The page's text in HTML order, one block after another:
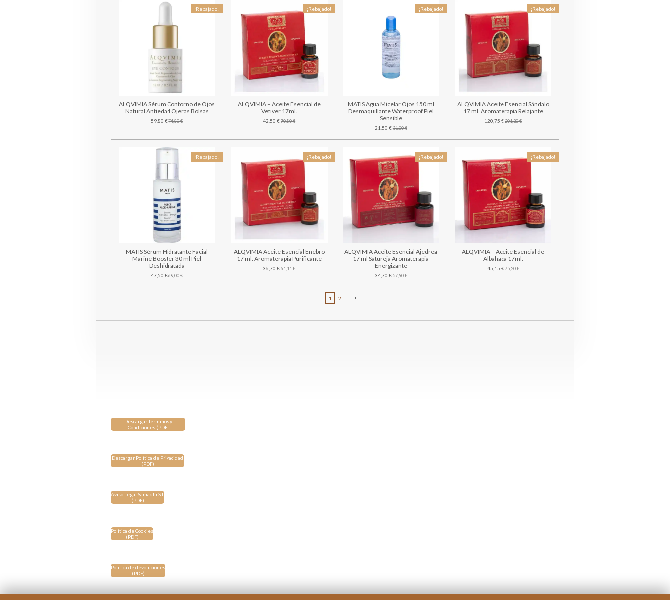
¡Rebajado!
ALQVIMIA Sérum Contorno de Ojos
Natural Antiedad Ojeras Bolsas
59,80 € 74,80 €
¡Rebajado!
ALQVIMIA – Aceite Esencial de
Vetiver 17ml.
42,50 €70,80 €
¡Rebajado!
MATIS Agua Micelar Ojos 150 ml
Desmaquillante Waterproof Piel
Sensible
21,50 €31,00 €
¡Rebajado!
ALQVIMIA Aceite Esencial Sándalo
17 ml. Aromaterapia Relajante
120,75 €201,20 €
¡Rebajado!
MATIS Sérum Hidratante Facial
Marine Booster 30 ml Piel
Deshidratada
47,50 € 68,00 €
¡Rebajado!
ALQVIMIA Aceite Esencial Enebro
17 ml. Aromaterapia Purificante
36,70 €61,11 €
¡Rebajado!
ALQVIMIA Aceite Esencial Ajedrea
17 ml Satureja Aromaterapia
Energizante
34,70 €57,90 €
¡Rebajado!
ALQVIMIA – Aceite Esencial de
Albahaca 17ml.
45,15 €75,20 €
1 2
Descargar Términos y
Condiciones (PDF)
Descargar Política de Privacidad
(PDF)
Aviso Legal Samadhi S.L
(PDF)
Politica de Cookies
(PDF)
Politica de devoluciones
(PDF)